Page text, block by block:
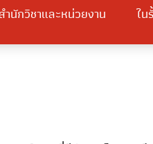
ำนักวิชาและหน่วยงาน ใน